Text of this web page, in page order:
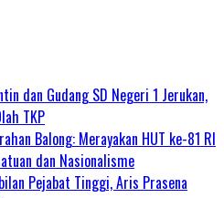
dan Gudang SD Negeri 1 Jerukan,
TKP
Balong: Merayakan HUT ke-81 RI
dan Nasionalisme
Pejabat Tinggi, Aris Prasena